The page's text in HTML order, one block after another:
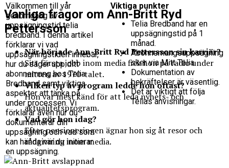
Vanliga frågor om Ann-Britt Ryd
Pettersson
När började Ann-Britt Ryd Pettersson sin karriär?
Sitt första jobb inom media fick hon på radio under
mitten av 1970-talet.
Vilken typ av program ledde hon oftast?
Hon var mest känd för att leda nyhets- och
aktualitetsprogram.
Vad gör hon idag?
Efter pensioneringen ägnar hon sig åt resor och
rådgivning inom media.
Välkommen till vår
genomgång av
uppsägningstid telia
bredband. I denna artikel
förklarar vi vad
uppsägningstiden innebär,
hur du säger upp ditt
abonnemang hos Telia
Bredband samt viktiga
aspekter att tänka på
under processen. Vi
förklarar även hur du
dokumenterar din
uppsägning och vad som
kan hända när du initierar
en uppsägning.
Viktiga punkter
Telia Bredband har en
uppsägningstid på 1
månad.
Abonnemangsuppsägning
sker via Mitt Telia.
Dokumentation av
bekräftelser är väsentlig.
Det är viktigt att följa
Telias anvisningar.